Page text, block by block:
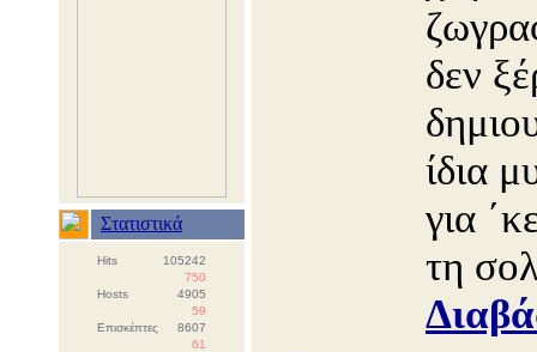
Στατιστικά
Hits
105242
750
Hosts
4905
59
Επισκέπτες
8607
61
δεν
ίδια
για
τη